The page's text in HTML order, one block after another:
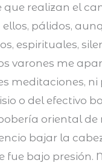
que realizan el
pálidos,
espirituales,
varones me
meditaciones,
o del efectivo
oriental de
bajar la
fue bajo